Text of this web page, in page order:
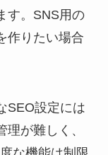
す。SNS用の
作りたい場合
SEO設定には
が難しく、